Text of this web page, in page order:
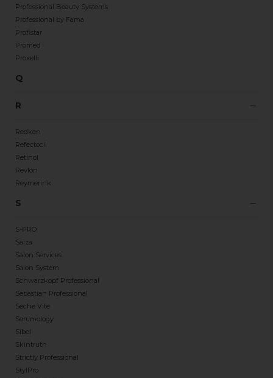
Professional Beauty Systems
Professional by Fama
Profistar
Promed
Proxelli
Q
R
Redken
Refectocil
Retinol
Revlon
Reymerink
S
S-PRO
Saiza
Salon Services
Salon System
Schwarzkopf Professional
Sebastian Professional
Seche Vite
Serumology
Sibel
Skintruth
Strictly Professional
StylPro